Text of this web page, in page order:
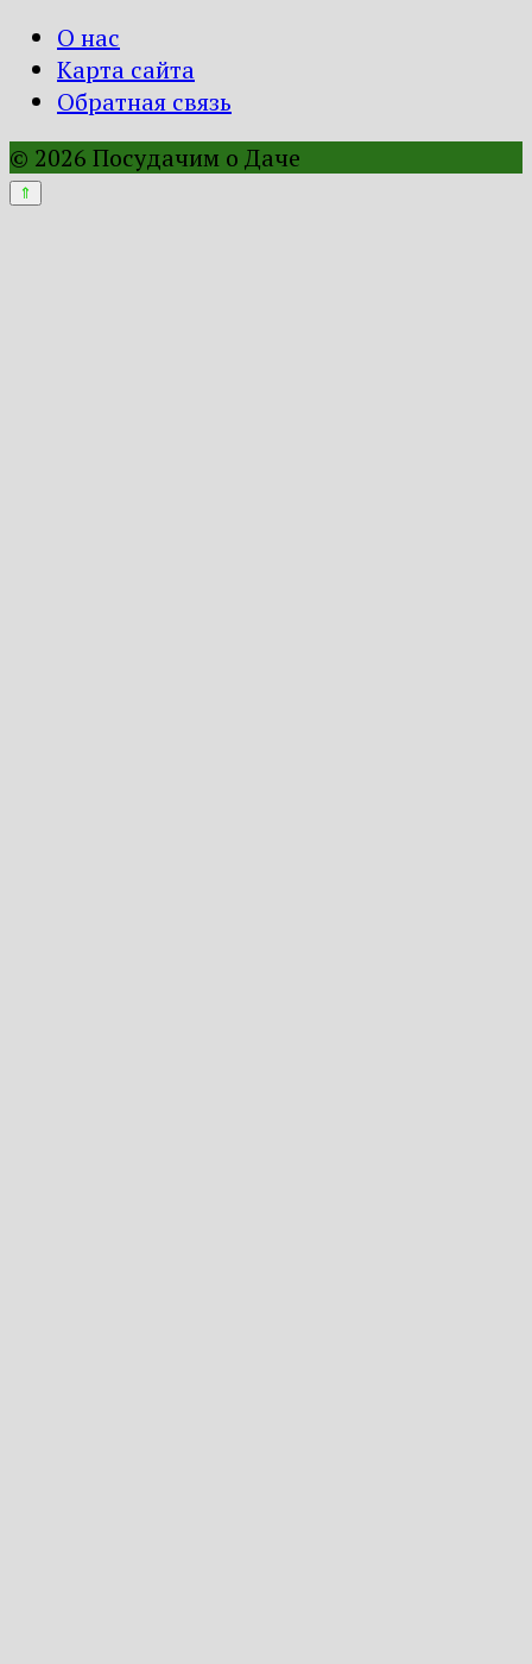
О нас
Карта сайта
Обратная связь
© 2026 Посудачим о Даче